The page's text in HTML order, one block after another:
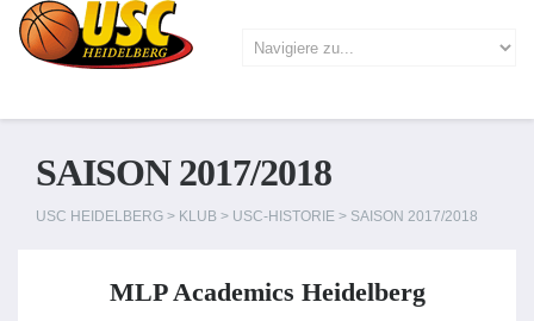
SAISON 2017/2018
USC HEIDELBERG > KLUB > USC-HISTORIE > SAISON 2017/2018
MLP Academics Heidelberg